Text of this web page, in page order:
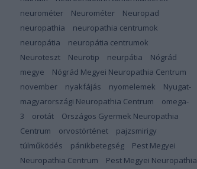
neurométer
Neurométer
Neuropad
neuropathia
neuropathia centrumok
neuropátia
neuropátia centrumok
Neuroteszt
Neurotip neurpátia
Nógrád
megye
Nógrád Megyei Neuropathia Centrum
november
nyakfájás nyomelemek
Nyugat-
magyarországi Neuropathia Centrum
omega-
3
orotát
Országos Gyermek Neuropathia
Centrum
orvostörténet
pajzsmirigy
túlműködés
pánikbetegség
Pest Megyei
Neuropathia Centrum
Pest Megyei Neuropathia